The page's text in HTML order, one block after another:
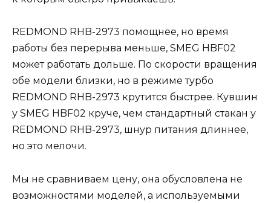
REDMOND RHB-2973 помощнее, но время
работы без перерыва меньше, SMEG HBF02
может работать дольше. По скорости вращения
обе модели близки, но в режиме турбо
REDMOND RHB-2973 крутится быстрее. Кувшин
у SMEG HBF02 круче, чем стандартный стакан у
REDMOND RHB-2973, шнур питания длиннее,
но это мелочи.
Мы не сравниваем цену, она обусловлена не
возможностями моделей, а используемыми